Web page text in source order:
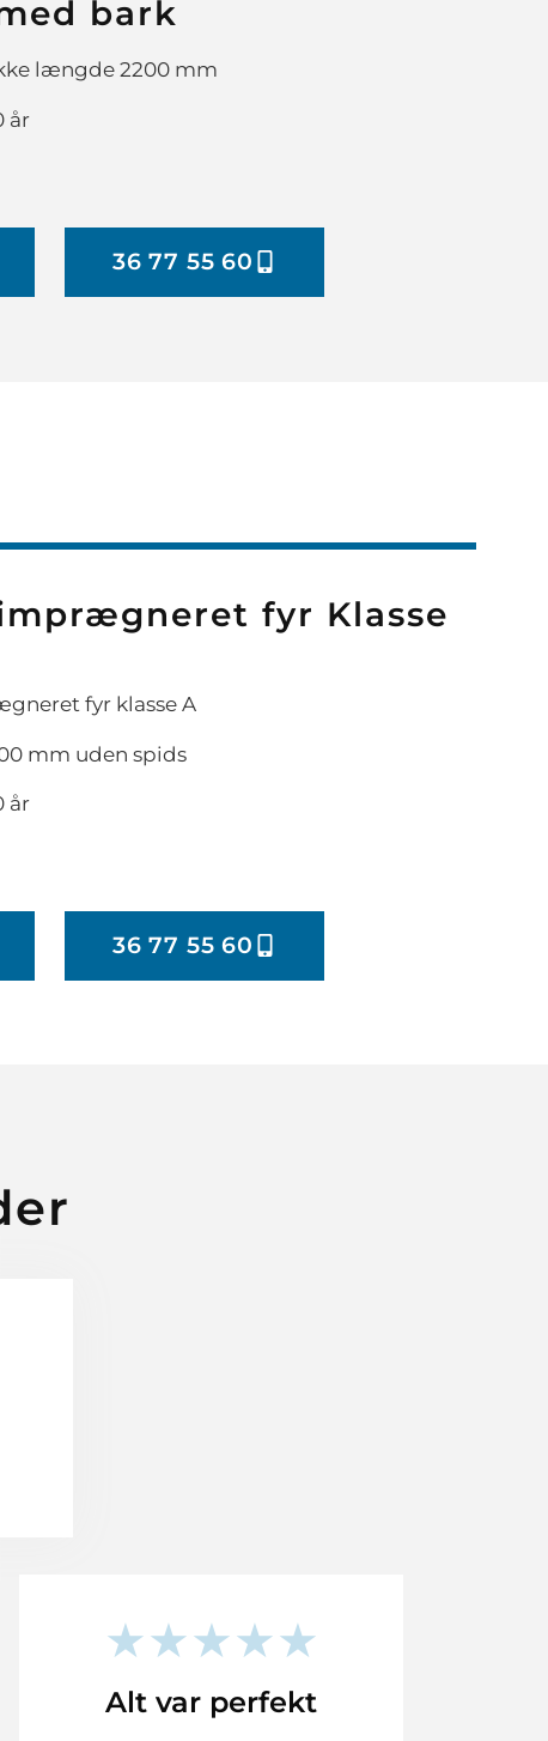
bark
længde 2200 mm
år
36 77 55 60
fyr Klasse
fyr klasse A
mm uden spids
år
36 77 55 60
★★★★★
Alt var perfekt